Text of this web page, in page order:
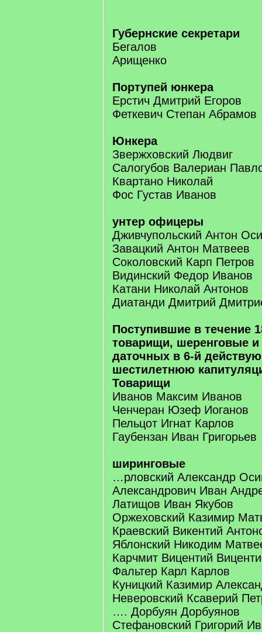
Губернские секретари
Бегалов
Арищенко
Портупей юнкера
Ерстич Дмитрий Егоров
Феткевич Степан Абрамов
Юнкера
Звержховский Людвиг
Салогубов Валериан
Квартано Николай
Фос Густав Иванов
унтер офицеры
Дживчупольский Антон
Завацкий Антон Матвеев
Соколовский Карп Петров
Видинский Федор Иванов
Катани Николай Антонов
Диатанди Дмитрий
Поступившие в течение
товарищи, шеренговые
даточных в 6-й
шестилетнюю
Товарищи
Иванов Максим Иванов
Ченчеран Юзеф Иоганов
Пельцот Игнат Карлов
Гаубензан Иван Григорьев
ширинговые
…рловский Александр
Александрович Иван
Латищов Иван Якубов
Оржеховский Казимир
Краевский Викентий
Яблонский Никодим
Карчмит Вицентий
Фальтер Карл Карлов
Куницкий Казимир
Неверовский Ксаверий
…. Дорбуян Дорбуянов
Стефановский Григорий